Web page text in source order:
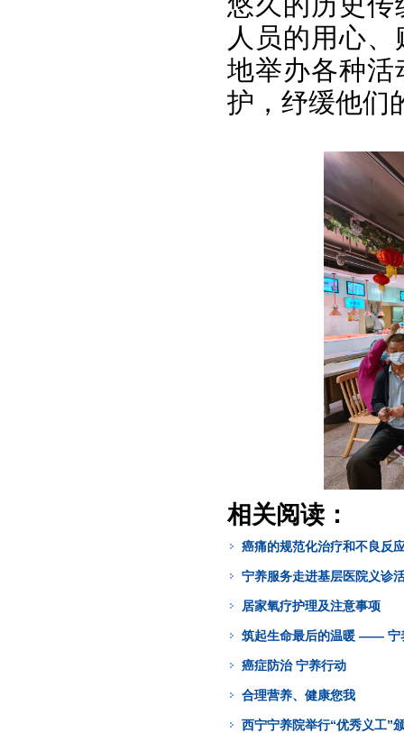
人员的用心
地举办各种
护，纾缓他们
相关阅读：
癌痛的规范化治疗和不良反
宁养服务走进基层医院义诊
居家氧疗护理及注意事项
筑起生命最后的温暖 —— 宁
癌症防治 宁养行动
合理营养、健康您我
西宁宁养院举行“优秀义工”